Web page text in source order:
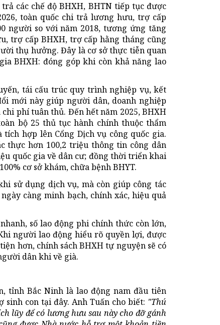
các chế độ BHXH, BHTN tiếp tục được
toàn quốc chi trả lương hưu, trợ cấp
người so với năm 2018, tương ứng tăng
trợ cấp BHXH, trợ cấp hằng tháng cũng
thụ hưởng. Đây là cơ sở thực tiễn quan
BHXH: đóng góp khi còn khả năng lao
tái cấu trúc quy trình nghiệp vụ, kết
mới này giúp người dân, doanh nghiệp
phí tuân thủ. Đến hết năm 2025, BHXH
bộ 25 thủ tục hành chính thuộc thẩm
hợp lên Cổng Dịch vụ công quốc gia.
thực hơn 100,2 triệu thông tin công dân
quốc gia về dân cư; đồng thời triển khai
cơ sở khám, chữa bệnh BHYT.
sử dụng dịch vụ, mà còn giúp công tác
càng minh bạch, chính xác, hiệu quả
số lao động phi chính thức còn lớn,
người lao động hiểu rõ quyền lợi, được
hơn, chính sách BHXH tự nguyện sẽ có
dân khi về già.
tỉnh Bắc Ninh là lao động nam đầu tiên
con tại đây. Anh Tuấn cho biết: "Thú
lũy để có lương hưu sau này cho đỡ gánh